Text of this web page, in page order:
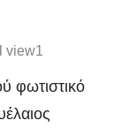
φωτιστικό